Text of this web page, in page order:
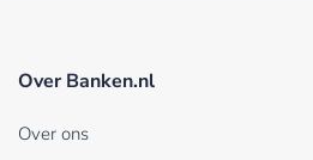
Over Banken.nl
Over ons